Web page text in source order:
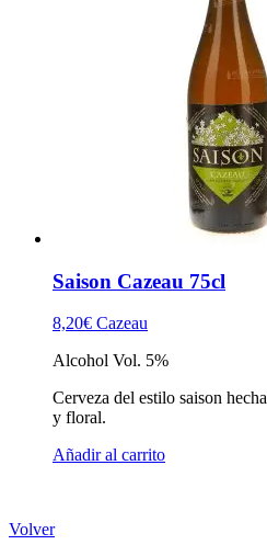
Saison Cazeau 75cl
8,20€ Cazeau
Alcohol Vol. 5%
Cerveza del estilo saison
y floral.
Añadir al carrito
Volver